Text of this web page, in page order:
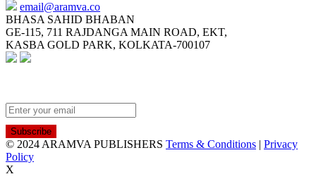
email@aramva.co
BHASA SAHID BHABAN
GE-115, 711 RAJDANGA MAIN ROAD, EKT,
KASBA GOLD PARK, KOLKATA-700107
© 2024 ARAMVA PUBLISHERS Terms & Conditions | Privacy
Policy
X